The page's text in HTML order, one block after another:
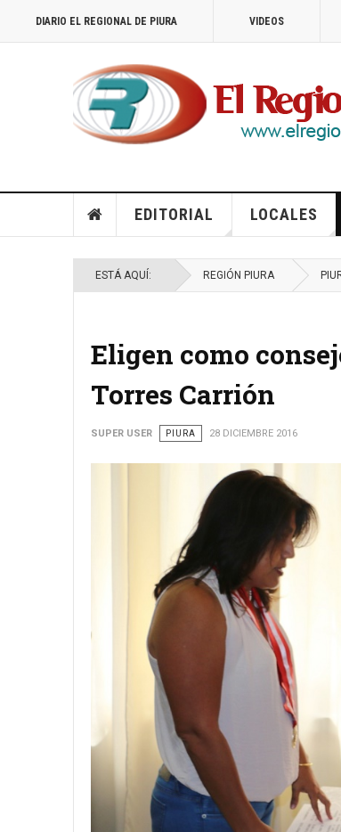
DIARIO EL REGIONAL DE PIURA VIDEOS
EDITORIAL LOCALES
ESTÁ AQUÍ: REGIÓN PIURA
Eligen como
Torres Carrión
SUPER USER PIURA 28 DICIEMBRE 2016